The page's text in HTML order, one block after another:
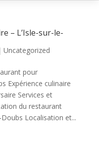
– L’Isle-sur-le-
Uncategorized
pour
Expérience culinaire
Services et
du restaurant
Localisation et...